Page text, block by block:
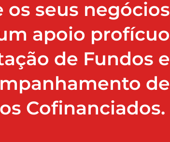
os seus negócios
apoio profícuo
de Fundos e
de
Cofinanciados.